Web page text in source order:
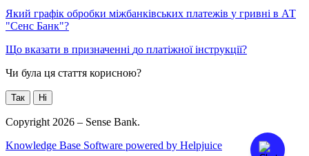
Який графік обробки міжбанківських платежів у гривні в АТ
"Сенс Банк"?
Що вказати в призначенні до платіжної інструкції?
Чи була ця стаття корисною?
Так Ні
Copyright 2026 – Sense Bank.
Knowledge Base Software powered by Helpjuice